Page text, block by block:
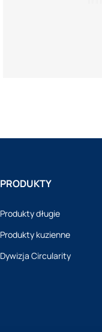
PRODUKTY
Produkty długie
Produkty kuzienne
Dywizja Circularity